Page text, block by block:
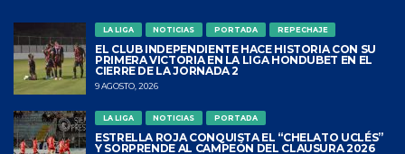
LA LIGA NOTICIAS PORTADA REPECHAJE
EL CLUB INDEPENDIENTE HACE HISTORIA CON SU
PRIMERA VICTORIA EN LA LIGA HONDUBET EN EL
CIERRE DE LA JORNADA 2
9 AGOSTO, 2026
LA LIGA NOTICIAS PORTADA
ESTRELLA ROJA CONQUISTA EL “CHELATO UCLÉS”
Y SORPRENDE AL CAMPEÓN DEL CLAUSURA 2026